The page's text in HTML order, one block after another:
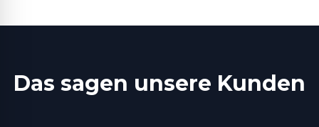
Das sagen unsere Kunden